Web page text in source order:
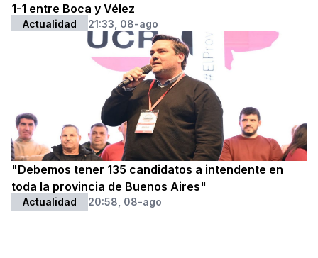
1-1 entre Boca y Vélez
Actualidad 21:33, 08-ago
"Debemos tener 135 candidatos a intendente en
toda la provincia de Buenos Aires"
Actualidad 20:58, 08-ago